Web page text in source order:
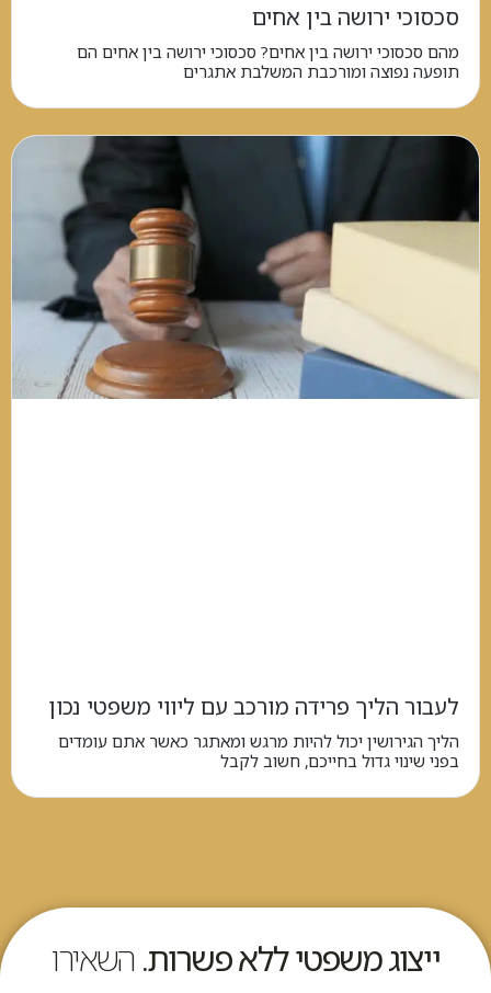
סכסוכי ירושה בין אחים
מהם סכסוכי ירושה בין אחים? סכסוכי ירושה בין אחים הם
תופעה נפוצה ומורכבת המשלבת אתגרים
לעבור הליך פרידה מורכב עם ליווי משפטי נכון
הליך הגירושין יכול להיות מרגש ומאתגר כאשר אתם עומדים
בפני שינוי גדול בחייכם, חשוב לקבל
ייצוג משפטי ללא פשרות. השאירו